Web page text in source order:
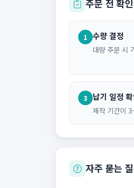
주문 전 확
1 수량 결정
대량 주문 시
3 납기 일정
제작 기간이
자주 묻는